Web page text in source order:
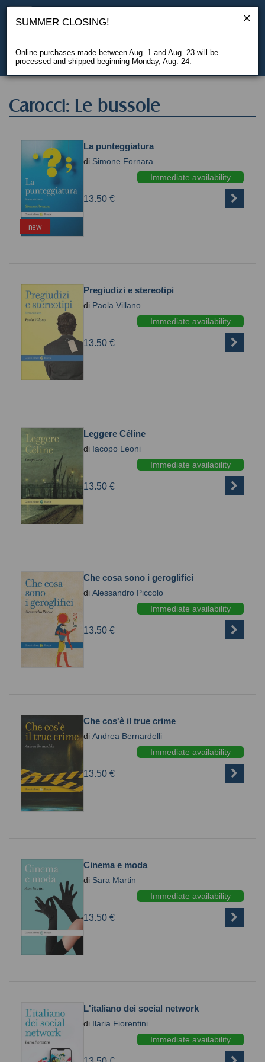
Carocci: Le bussole
new
La punteggiatura
di Simone Fornara
Immediate availability
13.50 €
Pregiudizi e stereotipi
di Paola Villano
Immediate availability
13.50 €
Leggere Céline
di Iacopo Leoni
Immediate availability
13.50 €
Che cosa sono i geroglifici
di Alessandro Piccolo
Immediate availability
13.50 €
Che cos'è il true crime
di Andrea Bernardelli
Immediate availability
13.50 €
Cinema e moda
di Sara Martin
Immediate availability
13.50 €
L'italiano dei social network
di Ilaria Fiorentini
Immediate availability
SUMMER CLOSING!
Online purchases made between Aug. 1 and Aug. 23 will be
processed and shipped beginning Monday, Aug. 24.